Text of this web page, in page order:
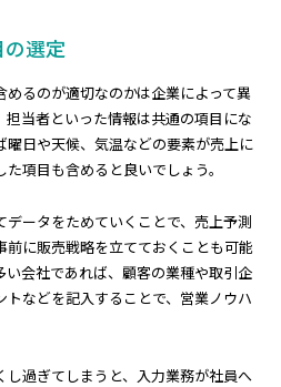
選定
るのが適切なのかは企業によって異
当者といった情報は共通の項目にな
曜日や天候、気温などの要素が売上に
項目も含めると良いでしょう。
ータをためていくことで、売上予測
に販売戦略を立てておくことも可能
い会社であれば、顧客の業種や取引企
などを記入することで、営業ノウハ
過ぎてしまうと、入力業務が社員へ